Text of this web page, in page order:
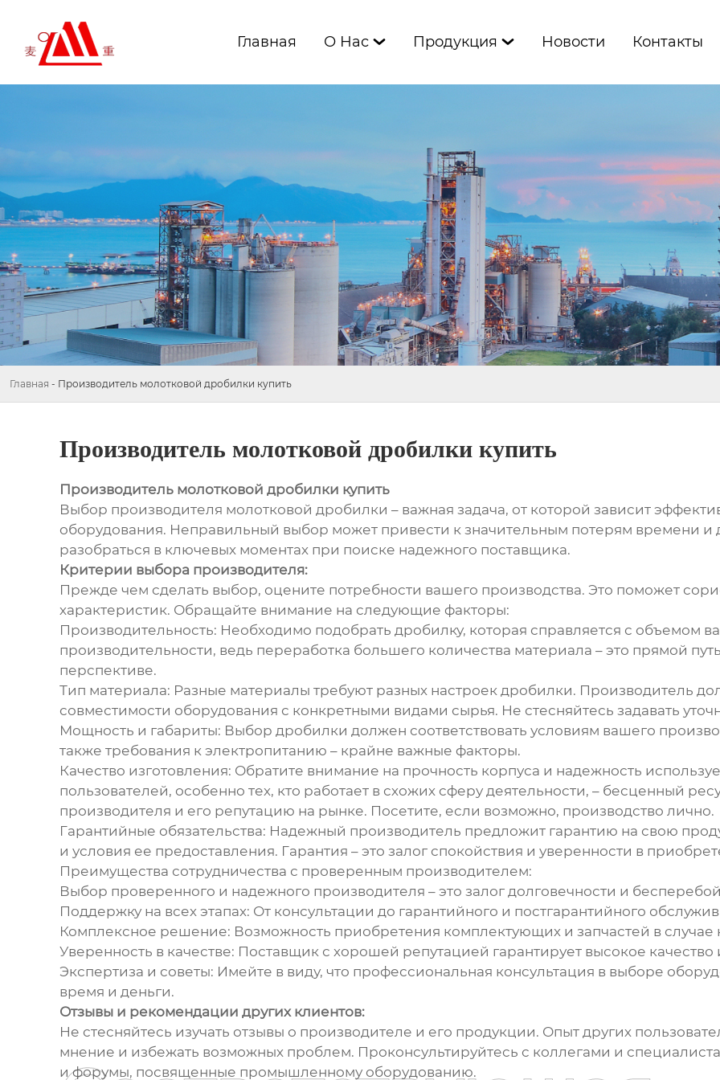
Главная О Нас  Продукция  Новости Контакты
Главная - Производитель молотковой дробилки купить
Производитель молотковой дробилки купить
Производитель молотковой дробилки купить
Выбор производителя молотковой дробилки – важная задача, от которой зависит
оборудования. Неправильный выбор может привести к значительным потерям времени и
разобраться в ключевых моментах при поиске надежного поставщика.
Критерии выбора производителя:
Прежде чем сделать выбор, оцените потребности вашего производства. Это поможет
характеристик. Обращайте внимание на следующие факторы:
Производительность: Необходимо подобрать дробилку, которая справляется с объемом
производительности, ведь переработка большего количества материала – это прямой
перспективе.
Тип материала: Разные материалы требуют разных настроек дробилки. Производитель
совместимости оборудования с конкретными видами сырья. Не стесняйтесь задавать
Мощность и габариты: Выбор дробилки должен соответствовать условиям вашего
также требования к электропитанию – крайне важные факторы.
Качество изготовления: Обратите внимание на прочность корпуса и надежность
пользователей, особенно тех, кто работает в схожих сферу деятельности, – бесценный
производителя и его репутацию на рынке. Посетите, если возможно, производство лично.
Гарантийные обязательства: Надежный производитель предложит гарантию на свою
и условия ее предоставления. Гарантия – это залог спокойствия и уверенности в
Преимущества сотрудничества с проверенным производителем:
Выбор проверенного и надежного производителя – это залог долговечности и
Поддержку на всех этапах: От консультации до гарантийного и постгарантийного
Комплексное решение: Возможность приобретения комплектующих и запчастей в случае
Уверенность в качестве: Поставщик с хорошей репутацией гарантирует высокое качество
Экспертиза и советы: Имейте в виду, что профессиональная консультация в выборе
время и деньги.
Отзывы и рекомендации других клиентов:
Не стесняйтесь изучать отзывы о производителе и его продукции. Опыт других
мнение и избежать возможных проблем. Проконсультируйтесь с коллегами и
и форумы, посвященные промышленному оборудованию.